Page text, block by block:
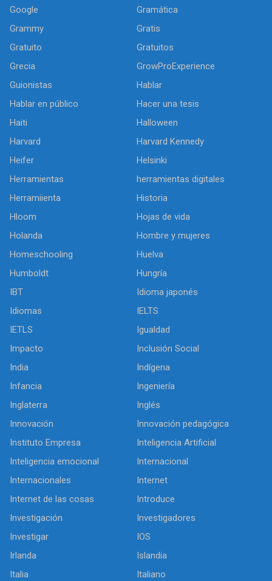
Google
Gramática
Grammy
Gratis
Gratuito
Gratuitos
Grecia
GrowProExperience
Guionistas
Hablar
Hablar en público
Hacer una tesis
Haiti
Halloween
Harvard
Harvard Kennedy
Heifer
Helsinki
Herramientas
herramientas digitales
Herramiienta
Historia
Hloom
Hojas de vida
Holanda
Hombre y mujeres
Homeschooling
Huelva
Humboldt
Hungría
IBT
Idioma japonés
Idiomas
IELTS
IETLS
Igualdad
Impacto
Inclusión Social
India
Indígena
Infancia
Ingeniería
Inglaterra
Inglés
Innovación
Innovación pedagógica
Instituto Empresa
Inteligencia Artificial
Inteligencia emocional
Internacional
Internacionales
Internet
Internet de las cosas
Introduce
Investigación
Investigadores
Investigar
IOS
Irlanda
Islandia
Italia
Italiano